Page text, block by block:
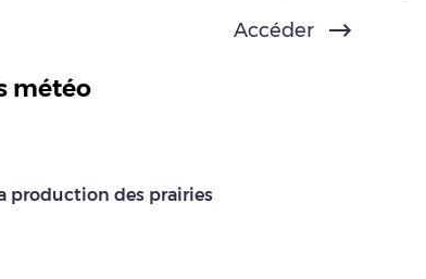
Accéder
météo
production des prairies